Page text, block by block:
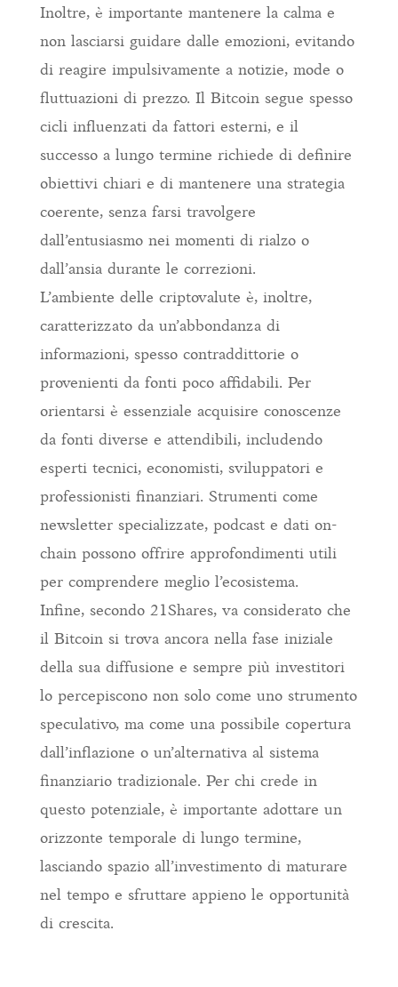
Inoltre, è importante mantenere la calma e
non lasciarsi guidare dalle emozioni, evitando
di reagire impulsivamente a notizie, mode o
fluttuazioni di prezzo. Il Bitcoin segue spesso
cicli influenzati da fattori esterni, e il
successo a lungo termine richiede di definire
obiettivi chiari e di mantenere una strategia
coerente, senza farsi travolgere
dall’entusiasmo nei momenti di rialzo o
dall’ansia durante le correzioni.
L’ambiente delle criptovalute è, inoltre,
caratterizzato da un’abbondanza di
informazioni, spesso contraddittorie o
provenienti da fonti poco affidabili. Per
orientarsi è essenziale acquisire conoscenze
da fonti diverse e attendibili, includendo
esperti tecnici, economisti, sviluppatori e
professionisti finanziari. Strumenti come
newsletter specializzate, podcast e dati on-
chain possono offrire approfondimenti utili
per comprendere meglio l’ecosistema.
Infine, secondo 21Shares, va considerato che
il Bitcoin si trova ancora nella fase iniziale
della sua diffusione e sempre più investitori
lo percepiscono non solo come uno strumento
speculativo, ma come una possibile copertura
dall’inflazione o un’alternativa al sistema
finanziario tradizionale. Per chi crede in
questo potenziale, è importante adottare un
orizzonte temporale di lungo termine,
lasciando spazio all’investimento di maturare
nel tempo e sfruttare appieno le opportunità
di crescita.